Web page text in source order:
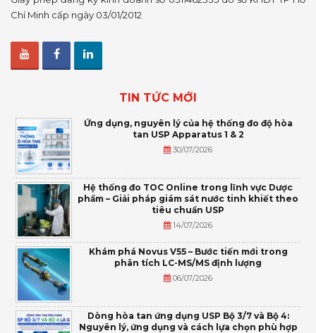
Chí Minh cấp ngày 03/01/2012
TIN TỨC MỚI
Ứng dụng, nguyên lý của hệ thống đo độ hòa
tan USP Apparatus 1 & 2
30/07/2026
Hệ thống đo TOC Online trong lĩnh vực Dược
phẩm – Giải pháp giám sát nước tinh khiết theo
tiêu chuẩn USP
14/07/2026
Khám phá Novus V55 – Bước tiến mới trong
phân tích LC-MS/MS định lượng
06/07/2026
Dòng hòa tan ứng dụng USP Bộ 3/7 và Bộ 4:
Nguyên lý, ứng dụng và cách lựa chọn phù hợp